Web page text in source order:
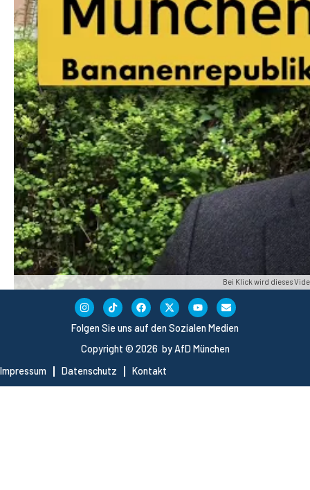
Bei Klick wird dieses
Copyright © 2026 by AfD München
Impressum
Datenschutz Kontakt
Folgen Sie uns auf den Sozialen Medien